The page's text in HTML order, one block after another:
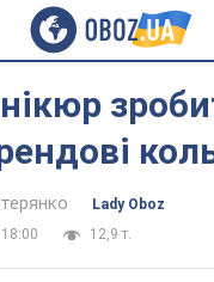
Lady Oboz
12,9 т.